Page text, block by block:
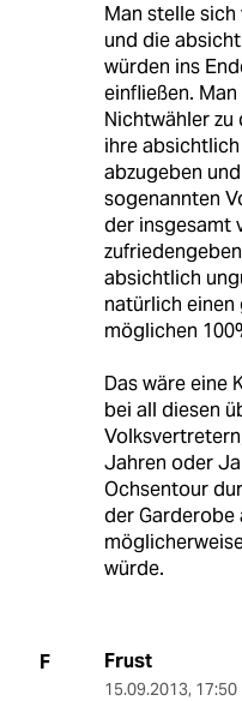
Man stelle
und die
würden ins
einfließen.
Nichtwähler zu
ihre
abzugeben
sogenannten
der insgesamt
absichtlich
natürlich einen
möglichen
Das wäre eine
bei all diesen
Jahren oder
Ochsentour
der Garderobe
würde.
F Frust
15.09.2013, 17:50